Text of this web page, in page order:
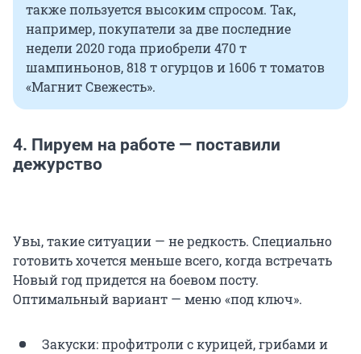
также пользуется высоким спросом. Так,
например, покупатели за две последние
недели 2020 года приобрели 470 т
шампиньонов, 818 т огурцов и 1606 т томатов
«Магнит Свежесть».
4. Пируем на работе — поставили
дежурство
Увы, такие ситуации — не редкость. Специально
готовить хочется меньше всего, когда встречать
Новый год придется на боевом посту.
Оптимальный вариант — меню «под ключ».
Закуски: профитроли с курицей, грибами и